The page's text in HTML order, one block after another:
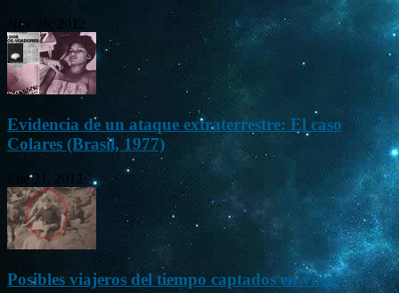
Nov 26, 2012
Evidencia de un ataque extraterrestre: El caso
Colares (Brasil, 1977)
Ene 21, 2012
Posibles viajeros del tiempo captados en vídeo